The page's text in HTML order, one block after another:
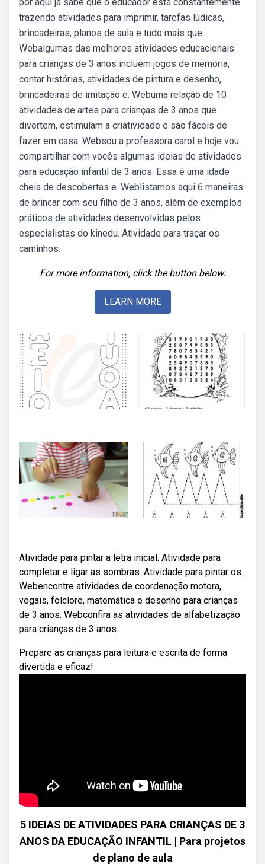
trazendo atividades para imprimir, tarefas lúdicas,
brincadeiras, planos de aula e tudo mais que.
Webalgumas das melhores atividades educacionais
para crianças de 3 anos incluem jogos de memória,
contar histórias, atividades de pintura e desenho,
brincadeiras de imitação e. Webuma relação de 10
atividades de artes para crianças de 3 anos que
divertem, estimulam a criatividade e são fáceis de
fazer em casa. Websou a professora carol e hoje vou
compartilhar com vocês algumas ideias de atividades
para educação infantil de 3 anos. Essa é uma idade
cheia de descobertas e. Weblistamos aqui 6 maneiras
de brincar com seu filho de 3 anos, além de exemplos
práticos de atividades desenvolvidas pelos
especialistas do kinedu. Atividade para traçar os
caminhos.
For more information, click the button below.
LEARN MORE
Atividade para pintar a letra inicial. Atividade para
completar e ligar as sombras. Atividade para pintar os.
Webencontre atividades de coordenação motora,
vogais, folclore, matemática e desenho para crianças
de 3 anos. Webconfira as atividades de alfabetização
para crianças de 3 anos.
Prepare as crianças para leitura e escrita de forma
divertida e eficaz!
5 IDEIAS DE ATIVIDADES PARA CRIANÇAS DE 3
ANOS DA EDUCAÇÃO INFANTIL | Para projetos
de plano de aula